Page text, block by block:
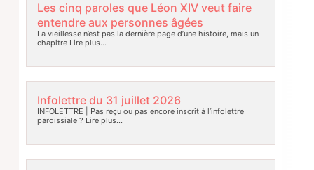
Les cinq paroles que Léon XIV veut faire
entendre aux personnes âgées
La vieillesse n’est pas la dernière page d’une histoire, mais un
chapitreLire plus…
Infolettre du 31 juillet 2026
INFOLETTRE | Pas reçu ou pas encore inscrit à l’infolettre
paroissiale ? Lire plus…